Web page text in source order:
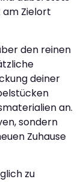
Zielort
den reinen
deiner
an.
sondern
Zuhause
zu